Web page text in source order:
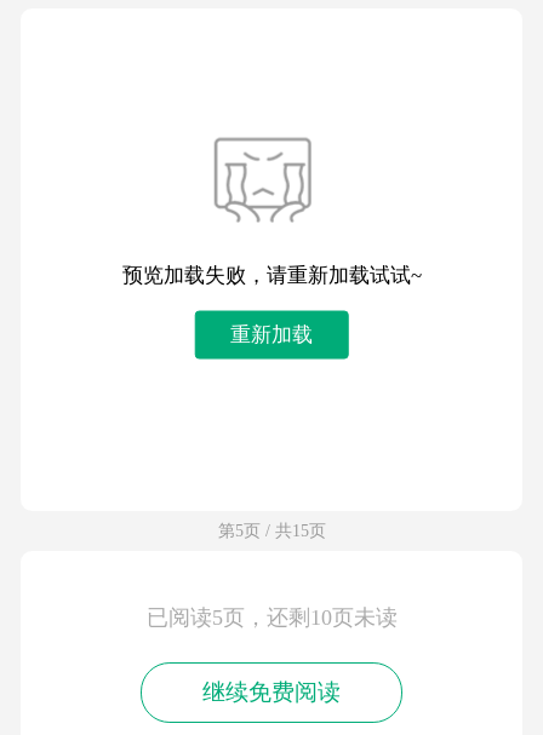
预览加载失败，请重新加载试试~
重新加载
第5页 / 共15页
已阅读5页，还剩10页未读
继续免费阅读